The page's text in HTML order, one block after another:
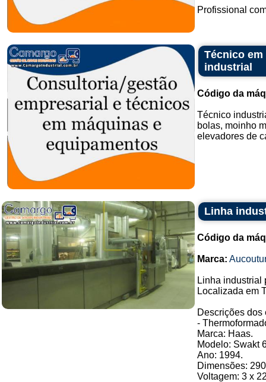
Profissional
Técnico
industrial
Código da
Técnico
bolas, moinho
elevadores de
Linha
Código da
Marca:
Linha industrial
Localizada em
Descrições dos
-
Marca: Haas.
Modelo: Swakt
Ano: 1994.
Dimensões:
Voltagem: 3 x